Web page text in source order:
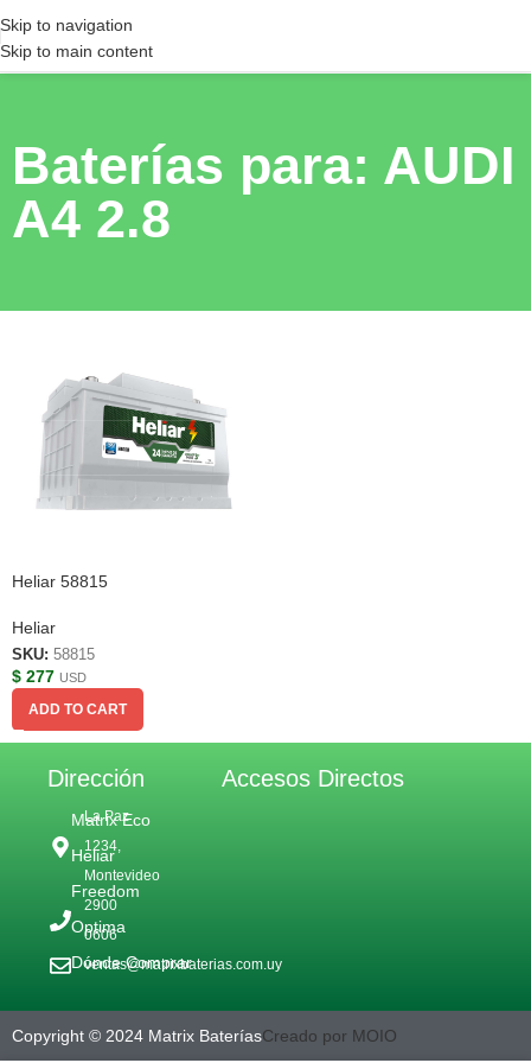
Skip to navigation
Skip to main content
Baterías para: AUDI
A4 2.8
Heliar 58815
Heliar
SKU: 58815
$ 277 USD
ADD TO CART
Dirección
La Paz
1234,
Montevideo
2900
0606
ventas@matrixbaterias.com.uy
Accesos Directos
Matrix Eco
Heliar
Freedom
Optima
Dónde Comprar
Copyright © 2024 Matrix BateríasCreado por MOIO